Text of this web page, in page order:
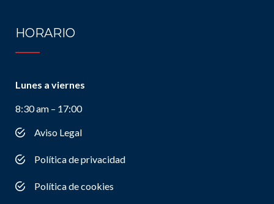
HORARIO
Lunes a viernes
8:30 am – 17:00
Aviso Legal
Política de privacidad
Política de cookies